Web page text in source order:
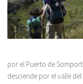
por el Puerto de
desciende por el valle